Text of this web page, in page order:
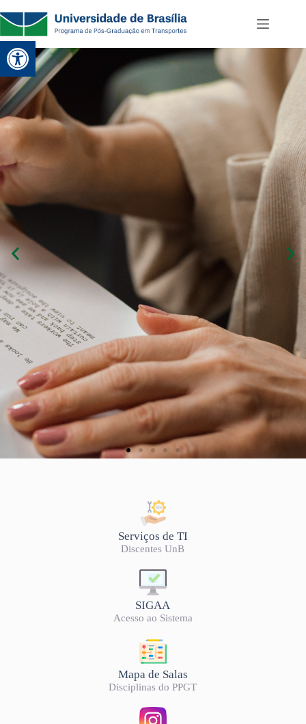
Abrir a barra de ferramentas
Serviços de TI
Discentes UnB
SIGAA
Acesso ao Sistema
Mapa de Salas
Disciplinas do PPGT